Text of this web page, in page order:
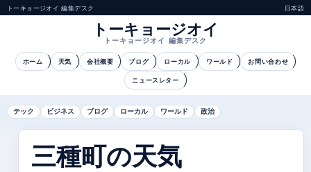
トーキョージオイ 編集デスク 日本語
トーキョージオイ
トーキョージオイ 編集デスク
ホーム 天気 会社概要 ブログ ローカル ワールド お問い合わせ
ニュースレター
テック ビジネス ブログ ローカル ワールド 政治
三種町の天気